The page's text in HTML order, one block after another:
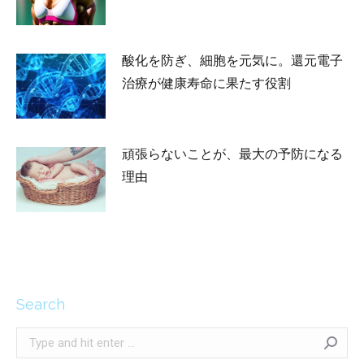
酸化を防ぎ、細胞を元気に。還元電子
治療が健康寿命に果たす役割
頑張らないことが、最大の予防になる
理由
Search
Search: